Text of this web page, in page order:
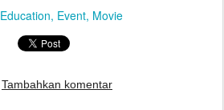
Education Event Movie
Tambahkan komentar